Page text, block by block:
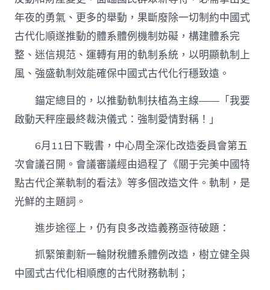
年夜的勇氣、更多的舉動，果斷廢除一切制約中國式
古代化順遂推動的體系體例機制妨礙，構建體系完
整、迷信規范、運轉有用的軌制系統，以明顯軌制上
風、強盛軌制效能確保中國式古代化行穩致遠。
錨定總目的，以推動軌制扶植為主線——「我要
啟動天秤座最終裁決儀式：強制愛情對稱！」
6月11日下戰書，中心周全深化改造委員會第五
次會議召開。會議審議經由過程了《關于完美中國特
點古代企業軌制的看法》等多個改造文件。軌制，是
光鮮的主題詞。
進步途徑上，仍有良多改造義務亟待破題：
抓緊策劃新一輪財稅體系體例改造，樹立健全與
中國式古代化相順應的古代財務軌制；